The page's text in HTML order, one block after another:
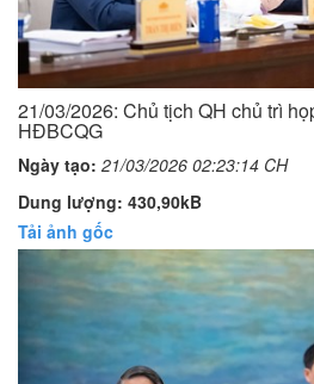
21/03/2026: Chủ tịch QH chủ trì
HĐBCQG
Ngày tạo: 21/03/2026 02:23:14 CH
Dung lượng: 430,90kB
Tải ảnh gốc